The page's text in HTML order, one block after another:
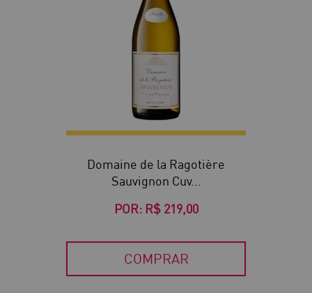
Domaine de la Ragotière
Sauvignon Cuv...
POR: R$ 219,00
COMPRAR